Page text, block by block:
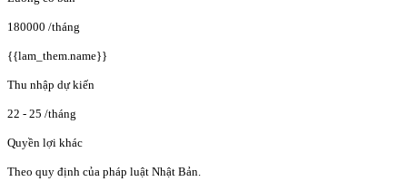
180000 /tháng
{{lam_them.name}}
Thu nhập dự kiến
22 - 25 /tháng
Quyền lợi khác
Theo quy định của pháp luật Nhật Bản.